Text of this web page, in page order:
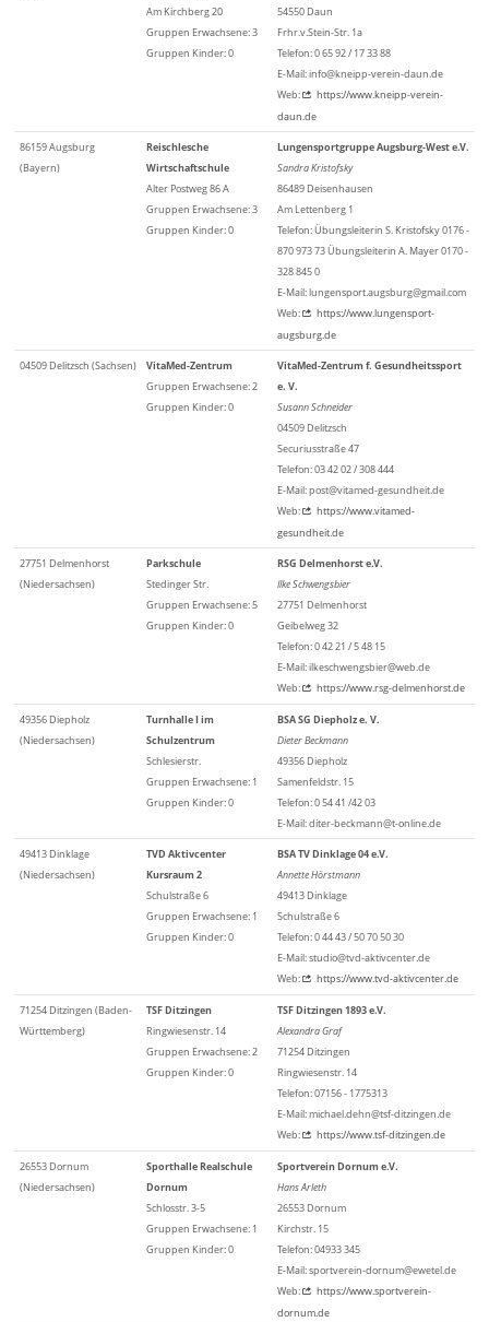
Am Kirchberg 20
Gruppen Erwachsene: 3
Gruppen Kinder: 0
54550 Daun
Frhr.v.Stein-Str. 1a
Telefon: 0 65 92 / 17 33 88
E-Mail: info@kneipp-verein-daun.de
Web:
https://www.kneipp-verein-
daun.de
86159 Augsburg
(Bayern)
Reischlesche
Wirtschaftschule
Alter Postweg 86 A
Gruppen Erwachsene: 3
Gruppen Kinder: 0
Lungensportgruppe Augsburg-West e.V.
Sandra Kristofsky
86489 Deisenhausen
Am Lettenberg 1
Telefon: Übungsleiterin S. Kristofsky 0176 -
870 973 73 Übungsleiterin A. Mayer 0170 -
328 845 0
E-Mail: lungensport.augsburg@gmail.com
Web:
https://www.lungensport-
augsburg.de
04509 Delitzsch (Sachsen)
VitaMed-Zentrum
Gruppen Erwachsene: 2
Gruppen Kinder: 0
VitaMed-Zentrum f. Gesundheitssport
e. V.
Susann Schneider
04509 Delitzsch
Securiusstraße 47
Telefon: 03 42 02 / 308 444
E-Mail: post@vitamed-gesundheit.de
Web:
https://www.vitamed-
gesundheit.de
27751 Delmenhorst
(Niedersachsen)
Parkschule
Stedinger Str.
Gruppen Erwachsene: 5
Gruppen Kinder: 0
RSG Delmenhorst e.V.
Ilke Schwengsbier
27751 Delmenhorst
Geibelweg 32
Telefon: 0 42 21 / 5 48 15
E-Mail: ilkeschwengsbier@web.de
Web:
https://www.rsg-delmenhorst.de
49356 Diepholz
(Niedersachsen)
Turnhalle I im
Schulzentrum
Schlesierstr.
Gruppen Erwachsene: 1
Gruppen Kinder: 0
BSA SG Diepholz e. V.
Dieter Beckmann
49356 Diepholz
Samenfeldstr. 15
Telefon: 0 54 41 /42 03
E-Mail: diter-beckmann@t-online.de
49413 Dinklage
(Niedersachsen)
TVD Aktivcenter
Kursraum 2
Schulstraße 6
Gruppen Erwachsene: 1
Gruppen Kinder: 0
BSA TV Dinklage 04 e.V.
Annette Hörstmann
49413 Dinklage
Schulstraße 6
Telefon: 0 44 43 / 50 70 50 30
E-Mail: studio@tvd-aktivcenter.de
Web:
https://www.tvd-aktivcenter.de
71254 Ditzingen (Baden-
Württemberg)
TSF Ditzingen
Ringwiesenstr. 14
Gruppen Erwachsene: 2
Gruppen Kinder: 0
TSF Ditzingen 1893 e.V.
Alexandra Graf
71254 Ditzingen
Ringwiesenstr. 14
Telefon: 07156 - 1775313
E-Mail: michael.dehn@tsf-ditzingen.de
Web:
https://www.tsf-ditzingen.de
26553 Dornum
(Niedersachsen)
Sporthalle Realschule
Dornum
Schlosstr. 3-5
Gruppen Erwachsene: 1
Gruppen Kinder: 0
Sportverein Dornum e.V.
Hans Arleth
26553 Dornum
Kirchstr. 15
Telefon: 04933 345
E-Mail: sportverein-dornum@ewetel.de
Web:
https://www.sportverein-
dornum.de